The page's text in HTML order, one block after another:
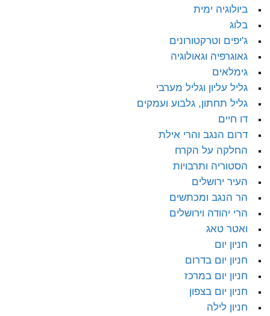
ביולוגיה ימית
בלוג
ג'יפים וטרקטורונים
גאוגרפיה וגאולוגיה
גימלאים
גליל עליון וגליל מערבי
גליל תחתון, גלבוע ועמקים
דו חיים
דרום הנגב והרי אילת
החלקה על הקרח
הסטוריה ותרבויות
העיר ירושלים
הר הנגב ומכתשים
הרי יהודה וירושלים
ואטר טאג
חניון יום
חניון יום בדרום
חניון יום במרכז
חניון יום בצפון
חניון לילה